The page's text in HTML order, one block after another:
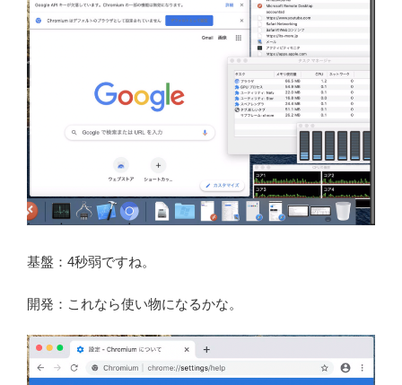
基盤：4秒弱ですね。
開発：これなら使い物になるかな。